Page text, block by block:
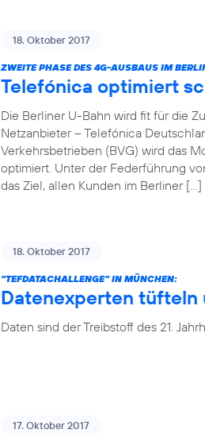
18. Oktober 2017
ZWEITE PHASE DES 4G-AUSBAUS IM
Telefónica optimiert
Die Berliner U-Bahn wird fit für die
Netzanbieter – Telefónica
Verkehrsbetrieben (BVG) wird das
optimiert. Unter der Federführung
das Ziel, allen Kunden im Berliner […]
18. Oktober 2017
"TEFDATACHALLENGE" IN MÜNCHEN:
Datenexperten tüfteln
Daten sind der Treibstoff des 21.
17. Oktober 2017